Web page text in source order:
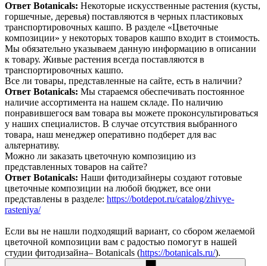
Ответ Botanicals: Некоторые искусственные растения (кусты,
горшечные, деревья) поставляются в черных пластиковых
транспортировочных кашпо. В разделе «Цветочные
композиции» у некоторых товаров кашпо входит в стоимость.
Мы обязательно указываем данную информацию в описании
к товару. Живые растения всегда поставляются в
транспортировочных кашпо.
Все ли товары, представленные на сайте, есть в наличии?
Ответ Botanicals: Мы стараемся обеспечивать постоянное
наличие ассортимента на нашем складе. По наличию
понравившегося вам товара вы можете проконсультироваться
у наших специалистов. В случае отсутствия выбранного
товара, наш менеджер оперативно подберет для вас
альтернативу.
Можно ли заказать цветочную композицию из
представленных товаров на сайте?
Ответ Botanicals: Наши фитодизайнеры создают готовые
цветочные композиции на любой бюджет, все они
представлены в разделе: https://botdepot.ru/catalog/zhivye-
rasteniya/
Если вы не нашли подходящий вариант, со сбором желаемой
цветочной композиции вам с радостью помогут в нашей
студии фитодизайна– Botanicals (https://botanicals.ru/).